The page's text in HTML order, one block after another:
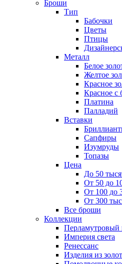
Броши
Тип
Бабочки
Цветы
Птицы
Металл
Белое
Желтое
Красное
Красное с
Платина
Палладий
Вставки
Сапфиры
Изумруды
Топазы
Цена
До 50
От 50 до
От 100 до
От 300
Все броши
Коллекции
Перламутровый
Империя света
Ренессанс
Изделия из